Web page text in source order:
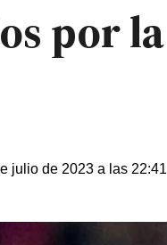
por la
julio de 2023 a las 22:41